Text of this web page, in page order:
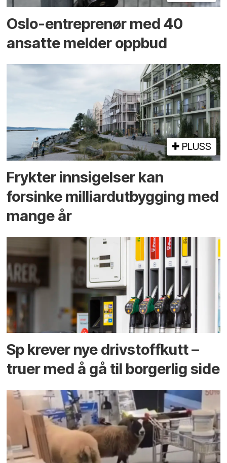
Oslo-entreprenør med 40
ansatte melder oppbud
PLUSS
Frykter innsigelser kan
forsinke milliard­utbygging med
mange år
Sp krever nye drivstoffkutt –
truer med å gå til borgerlig side